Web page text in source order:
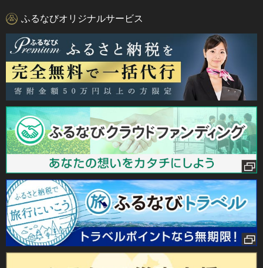
ふるなびオリジナルサービス